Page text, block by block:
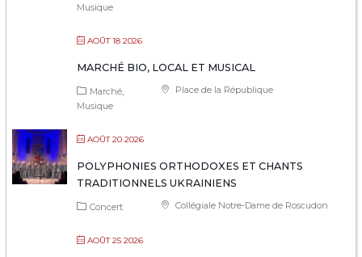
Musique
AOÛT 18 2026
MARCHÉ BIO, LOCAL ET MUSICAL
Place de la République
Marché
Musique
AOÛT 20 2026
POLYPHONIES ORTHODOXES ET CHANTS
TRADITIONNELS UKRAINIENS
Collégiale Notre-Dame de Roscudon
Concert
AOÛT 25 2026